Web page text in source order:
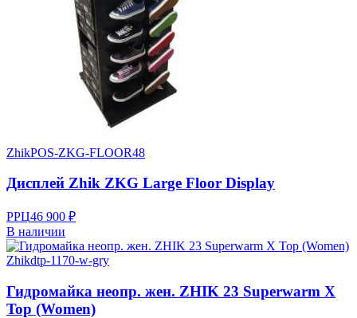
ZhikPOS-ZKG-FLOOR48
Дисплей Zhik ZKG Large Floor Display
РРЦ46 900 ₽
В наличии
Zhikdtp-1170-w-gry
Гидромайка неопр. жен. ZHIK 23 Superwarm X
Top (Women)